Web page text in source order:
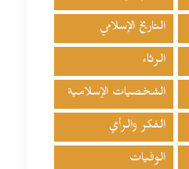
التاريخ الإسلامي
الرثاء
الشخصيات الإسلامية
الفكر والرأي
الوفيات